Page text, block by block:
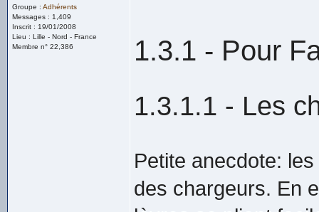
Groupe : Adhérents
Messages : 1,409
Inscrit : 19/01/2008
Lieu : Lille - Nord - France
Membre n° 22,386
1.3.1 - Pour
1.3.1.1 - Les
Petite anecdote:
des chargeurs. En